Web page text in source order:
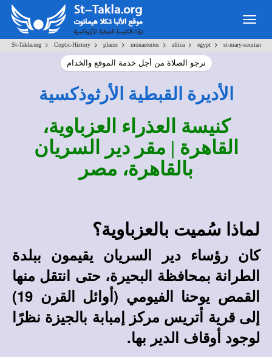
St-Takla.org> Coptic-History> places> monasteries> africa> egypt> st-mary-sourian
نرجو الصلاة من أجل خدمة الموقع والخدام
الأديرة القبطية الأرثوذكسية
كنيسة العذراء العزباوية،
القاهرة | مقر دير السريان
بالقاهرة، مصر
لماذا سُميت بالعزباوية؟
كان رؤساء دير السريان يقيمون ببلدة
الطرانة بمحافظة البحيرة، حتى انتقل منها
القمص يوحنا الفيومي (أوائل القرن 19)
إلى قرية أتريس مركز إمبابة بالجيزة نظرًا
لوجود أوقاف الدير بها.